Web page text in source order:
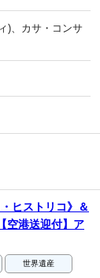
)、カサ・コンサ
ヒストリコ》＆
空港送迎付】ア
世界遺産